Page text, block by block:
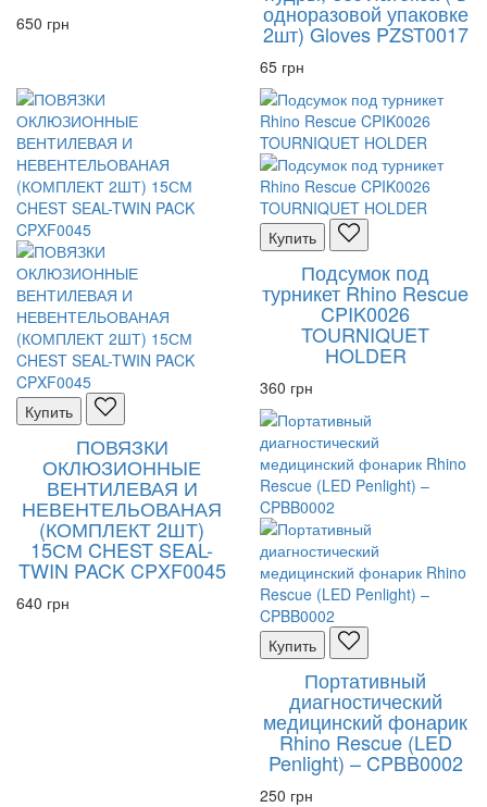
650 грн одноразовой упаковке
2шт) Gloves PZST0017
65 грн
Купить
ПОВЯЗКИ
ОКЛЮЗИОННЫЕ
ВЕНТИЛЕВАЯ И
НЕВЕНТЕЛЬОВАНАЯ
(КОМПЛЕКТ 2ШТ)
15СМ CHEST SEAL-
TWIN PACK CPXF0045
640 грн
Купить
Подсумок под
турникет Rhino Rescue
CPIK0026
TOURNIQUET
HOLDER
360 грн
Купить
Портативный
диагностический
медицинский фонарик
Rhino Rescue (LED
Penlight) – CPBB0002
250 грн